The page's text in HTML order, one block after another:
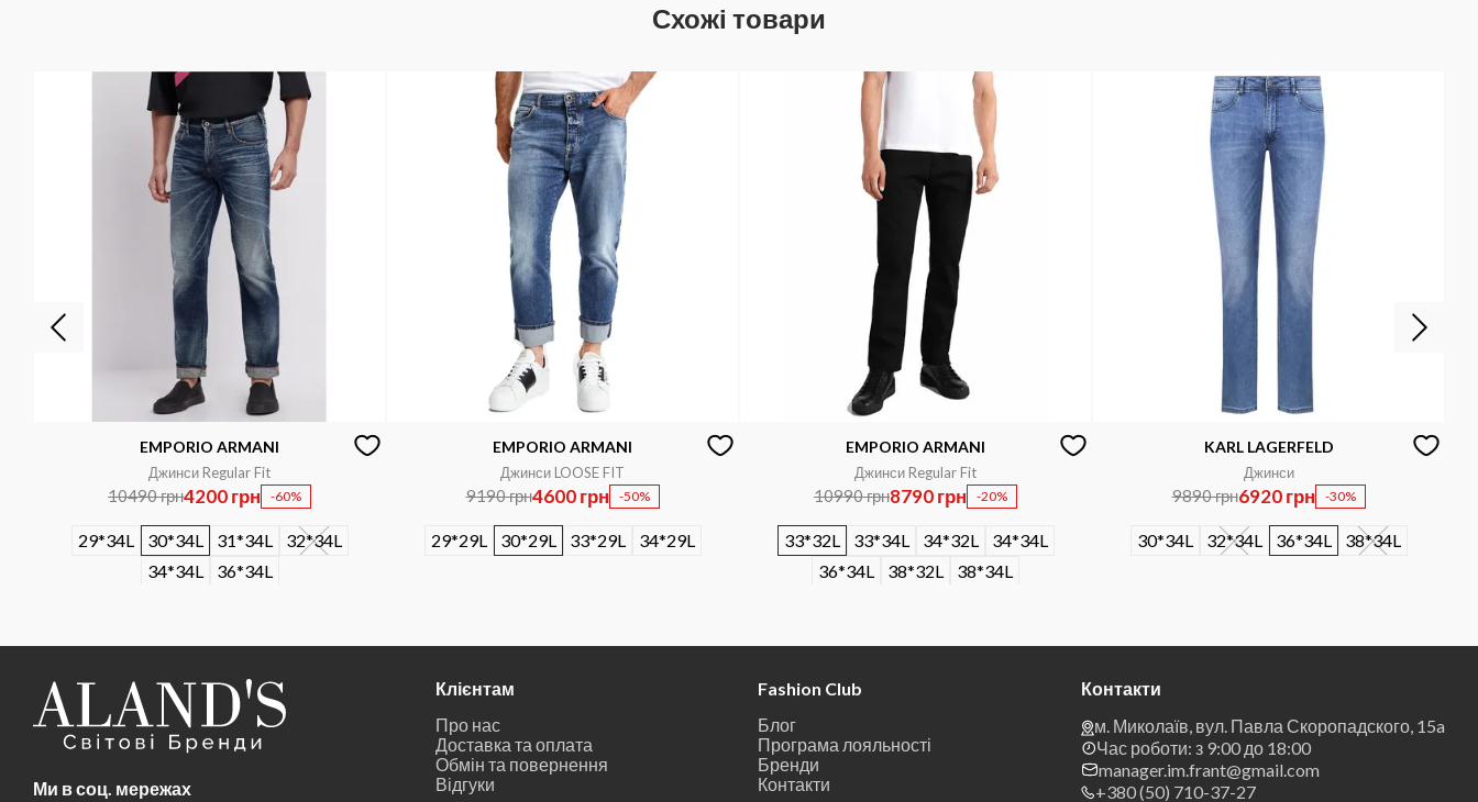
Схожі товари
EMPORIO ARMANI
Джинси Regular Fit
10490 грн4200 грн -60%
29*34L 30*34L 31*34L
32*34L
34*34L
36*34L
EMPORIO ARMANI
Джинси LOOSE FIT
9190 грн4600 грн -50%
29*29L 30*29L 33*29L 34*29L
EMPORIO ARMANI
Джинси Regular Fit
10990 грн8790 грн -20%
33*32L 33*34L 34*32L
34*34L
36*34L
38*32L 38*34L
KARL LAGERFELD
Джинси
9890 грн6920 грн -30%
30*34L 32*34L 36*34L 38*34L
Ми в соц. мережах
Клієнтам
Про нас
Доставка та оплата
Обмін та повернення
Відгуки
Fashion Club
Блог
Програма лояльності
Бренди
Контакти
Контакти
м. Миколаїв, вул. Павла Скоропадского, 15a
Час роботи: з 9:00 до 18:00
manager.im.frant@gmail.com
+380 (50) 710-37-27